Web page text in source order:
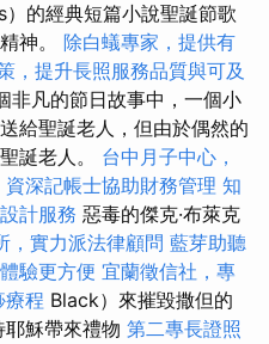
的經典短篇小說聖誕節歌
神。 除白蟻專家，提供有
，提升長照服務品質與可及
非凡的節日故事中，一個小
給聖誕老人，但由於偶然的
誕老人。 台中月子中心，
資深記帳士協助財務管理 知
計服務 惡毒的傑克·布萊克
，實力派法律顧問 藍芽助聽
驗更方便 宜蘭徵信社，專
療程 Black）來摧毀撒但的
穌帶來禮物 第二專長證照